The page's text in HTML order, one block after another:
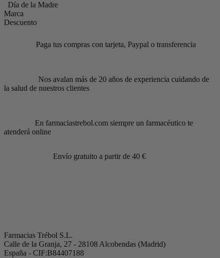
Día de la Madre
Marca
Descuento
Paga tus compras con tarjeta, Paypal o transferencia
Nos avalan más de 20 años de experiencia cuidando de
la salud de nuestros clientes
En farmaciastrebol.com siempre un farmacéutico te
atenderá online
Envío gratuito a partir de 40 €
Farmacias Trébol S.L.
Calle de la Granja, 27 - 28108 Alcobendas (Madrid)
España - CIF:B84407188